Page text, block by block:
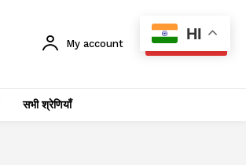
My account SUBSCRIBE
सभी श्रेणियाँ
HI